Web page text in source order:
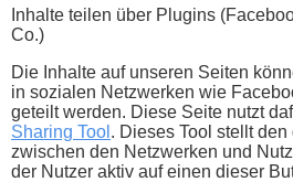
Inhalte teilen über Plugins
Co.)
Die Inhalte auf unseren Seiten
in sozialen Netzwerken wie
geteilt werden. Diese Seite nutzt
Sharing Tool . Dieses Tool stellt
zwischen den Netzwerken und
der Nutzer aktiv auf einen dieser